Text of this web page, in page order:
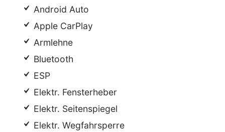
Android Auto
Apple CarPlay
Armlehne
Bluetooth
ESP
Elektr. Fensterheber
Elektr. Seitenspiegel
Elektr. Wegfahrsperre